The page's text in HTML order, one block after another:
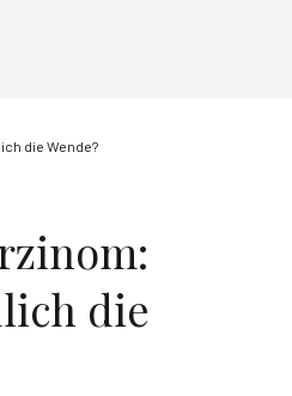
die Wende?
die